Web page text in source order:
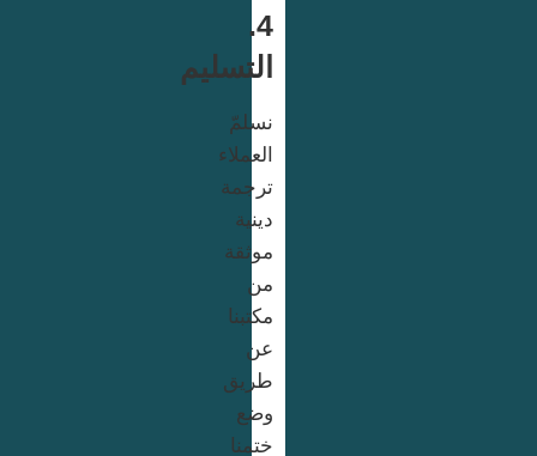
4.
التسليم
نسلمّ
العملاء
ترجمة
دينية
موثقة
من
مكتبنا
عن
طريق
وضع
ختمنا